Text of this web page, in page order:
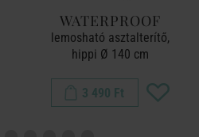
WATERPROOF
lemosható asztalterítő,
hippi Ø 140 cm
3 490 Ft